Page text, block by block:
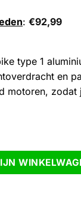
: €92,99
type 1
en
motoren, zodat
type 1 aluminium